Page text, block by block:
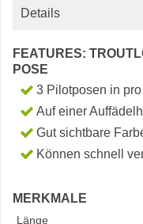
Details
FEATURES:
POSE
3 Pilotposen in
Auf einer
Gut sichtbare
Können schnell
MERKMALE
Länge